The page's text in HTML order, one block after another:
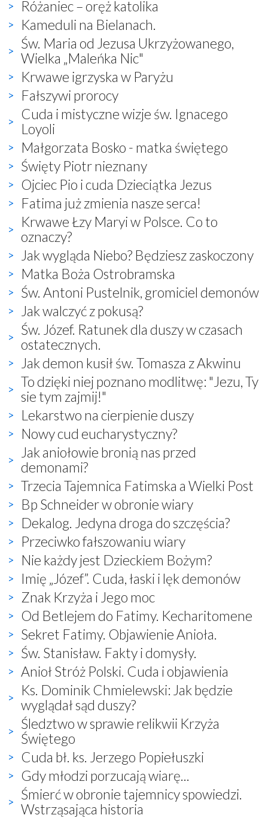
Różaniec – oręż katolika
Kameduli na Bielanach.
Św. Maria od Jezusa Ukrzyżowanego,
Wielka „Maleńka Nic"
Krwawe igrzyska w Paryżu
Fałszywi prorocy
Cuda i mistyczne wizje św. Ignacego
Loyoli
Małgorzata Bosko - matka świętego
Święty Piotr nieznany
Ojciec Pio i cuda Dzieciątka Jezus
Fatima już zmienia nasze serca!
Krwawe Łzy Maryi w Polsce. Co to
oznaczy?
Jak wygląda Niebo? Będziesz zaskoczony
Matka Boża Ostrobramska
Św. Antoni Pustelnik, gromiciel demonów
Jak walczyć z pokusą?
Św. Józef. Ratunek dla duszy w czasach
ostatecznych.
Jak demon kusił św. Tomasza z Akwinu
To dzięki niej poznano modlitwę: "Jezu, Ty
sie tym zajmij!"
Lekarstwo na cierpienie duszy
Nowy cud eucharystyczny?
Jak aniołowie bronią nas przed
demonami?
Trzecia Tajemnica Fatimska a Wielki Post
Bp Schneider w obronie wiary
Dekalog. Jedyna droga do szczęścia?
Przeciwko fałszowaniu wiary
Nie każdy jest Dzieckiem Bożym?
Imię „Józef”. Cuda, łaski i lęk demonów
Znak Krzyża i Jego moc
Od Betlejem do Fatimy. Kecharitomene
Sekret Fatimy. Objawienie Anioła.
Św. Stanisław. Fakty i domysły.
Anioł Stróż Polski. Cuda i objawienia
Ks. Dominik Chmielewski: Jak będzie
wyglądał sąd duszy?
Śledztwo w sprawie relikwii Krzyża
Świętego
Cuda bł. ks. Jerzego Popiełuszki
Gdy młodzi porzucają wiarę...
Śmierć w obronie tajemnicy spowiedzi.
Wstrząsająca historia